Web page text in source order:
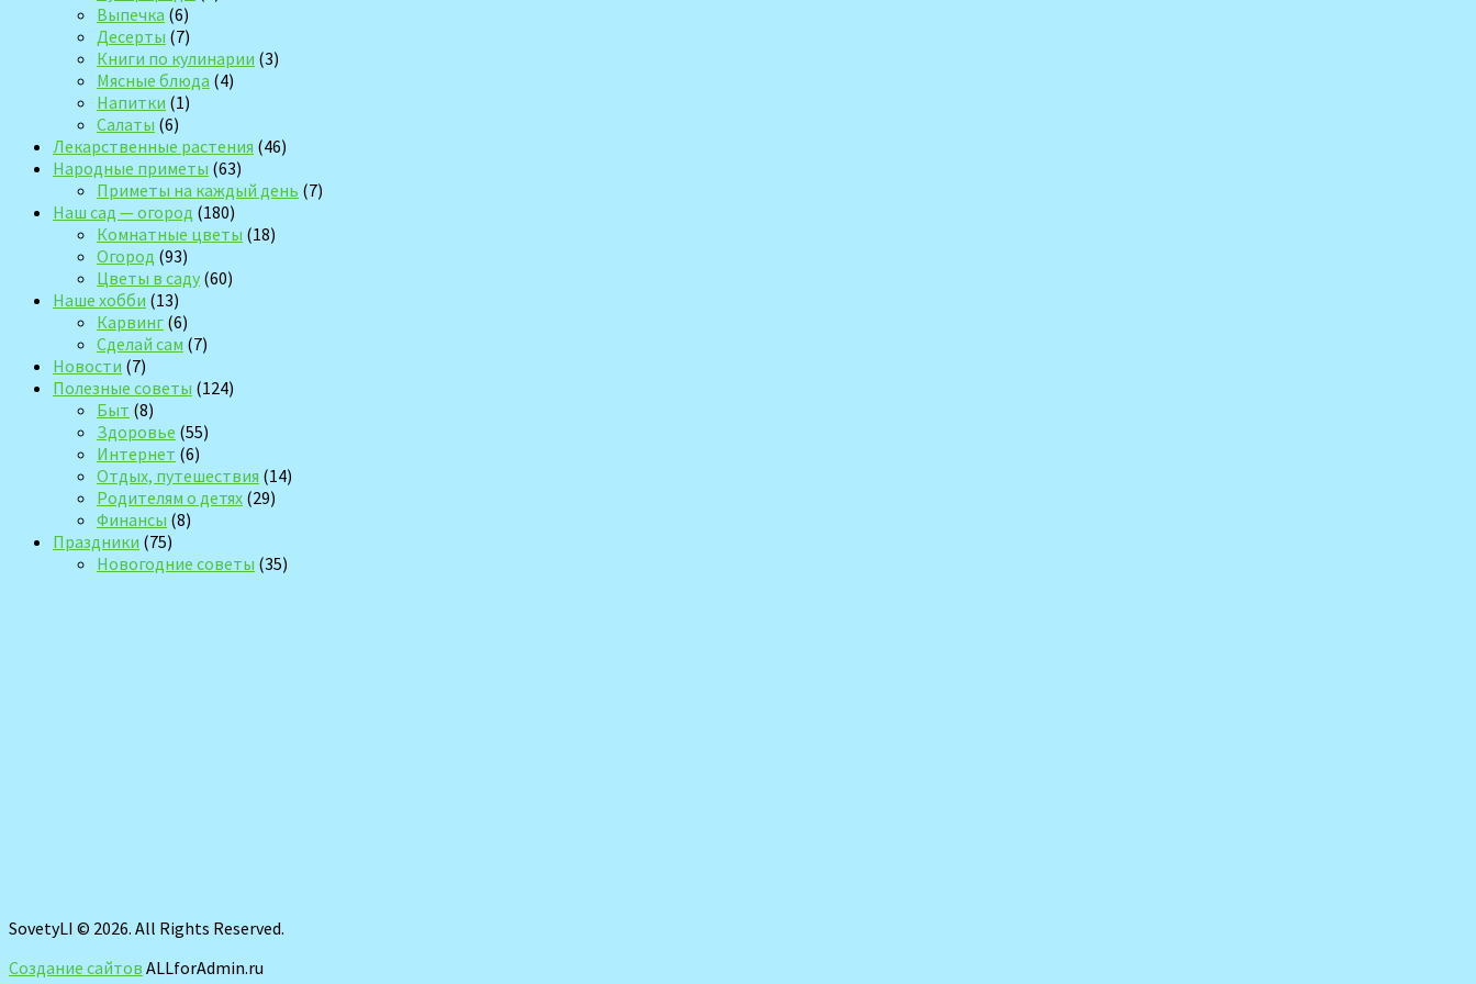
Выпечка (6)
Десерты (7)
Книги по кулинарии (3)
Мясные блюда (4)
Напитки (1)
Салаты (6)
Лекарственные растения (46)
Народные приметы (63)
Приметы на каждый день (7)
Наш сад — огород (180)
Комнатные цветы (18)
Огород (93)
Цветы в саду (60)
Наше хобби (13)
Карвинг (6)
Сделай сам (7)
Новости (7)
Полезные советы (124)
Быт (8)
Здоровье (55)
Интернет (6)
Отдых, путешествия (14)
Родителям о детях (29)
Финансы (8)
Праздники (75)
Новогодние советы (35)
SovetyLI © 2026. All Rights Reserved.
Создание сайтов ALLforAdmin.ru